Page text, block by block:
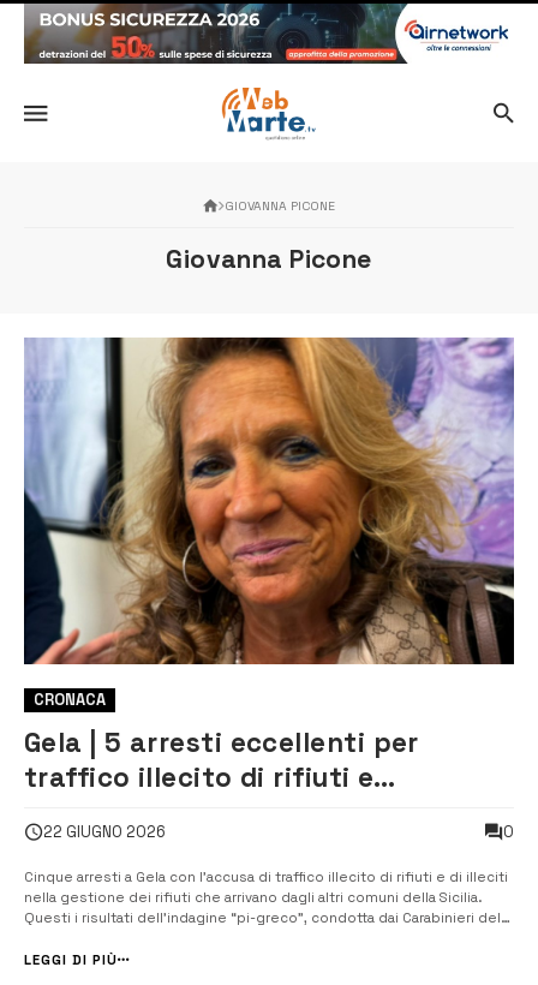
GIOVANNA PICONE
Giovanna Picone
CRONACA
Gela | 5 arresti eccellenti per
traffico illecito di rifiuti e
22 GIUGNO 2026 0
Cinque arresti a Gela con l’accusa di traffico illecito di rifiuti e di illeciti
nella gestione dei rifiuti che arrivano dagli altri comuni della Sicilia.
Questi i risultati dell’indagine “pi-greco”, condotta dai Carabinieri del
Territoriale di Gela, con il supporto in fase esec...
LEGGI DI PIÙ